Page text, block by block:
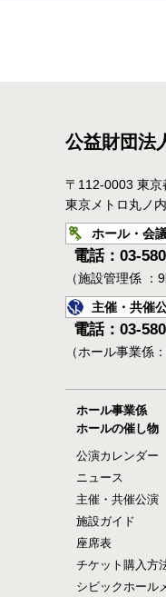
公益財団法
〒112-0003 東
東京メトロ丸ノ
ホール・会
電話：03-
（施設管理係
主催・共催
電話：03-
（ホール事業係
ホール事業係
ホールの催し物
公演カレンダー
ニュース
主催・共催公演
施設ガイド
座席表
チケット購入方
シビックホール